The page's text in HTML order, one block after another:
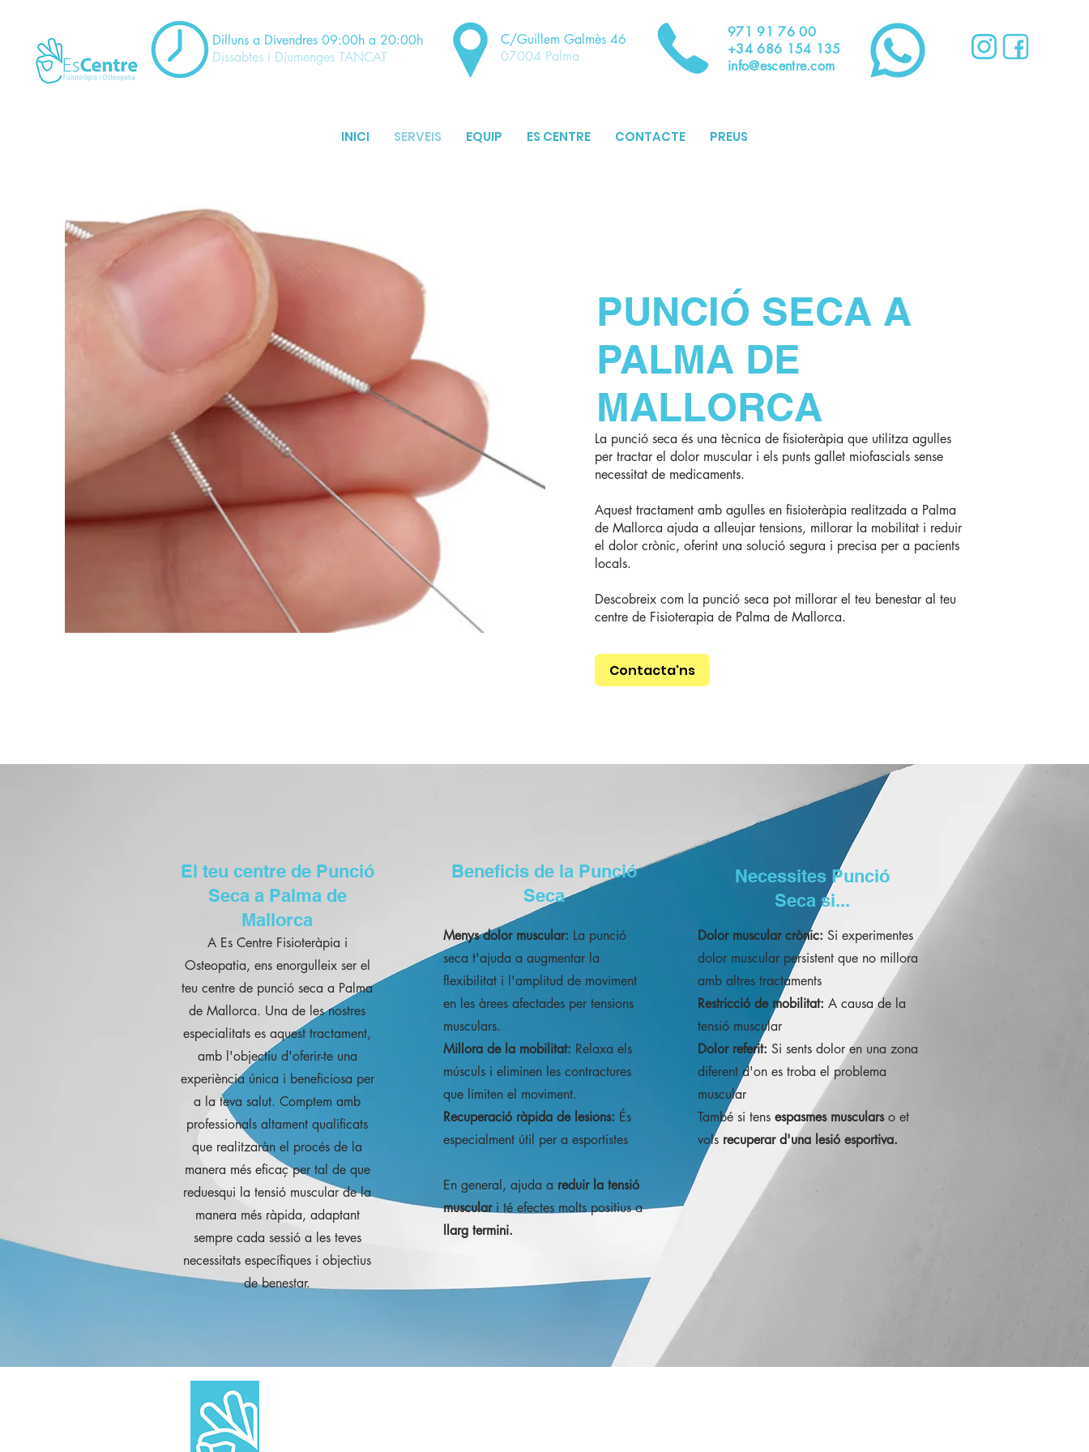
Dilluns a Divendres 09:00h a 20:00h
Dissabtes i Diumenges TANCAT
C/Guillem Galmès 46
07004 Palma
971 91 76 00
+34 686 154 135
info@escentre.com
INICI SERVEIS EQUIP ES CENTRE CONTACTE PREUS
PUNCIÓ SECA A
PALMA DE
MALLORCA
La punció seca és una tècnica de fisioteràpia que utilitza agulles
per tractar el dolor muscular i els punts gallet miofascials sense
necessitat de medicaments.
Aquest tractament amb agulles en fisioteràpia realitzada a Palma
de Mallorca ajuda a alleujar tensions, millorar la mobilitat i reduir
el dolor crònic, oferint una solució segura i precisa per a pacients
locals.
Descobreix com la punció seca pot millorar el teu benestar al teu
centre de Fisioterapia de Palma de Mallorca​.
Contacta'ns
El teu centre de Punció
Seca a Palma de
Mallorca
A Es Centre Fisioteràpia i
Osteopatia, ens enorgulleix ser el
teu centre de punció seca a Palma
de Mallorca. Una de les nostres
especialitats es aquest tractament,
amb l'objectiu d'oferir-te una
experiència única i beneficiosa per
a la teva salut. Comptem amb
professionals altament qualificats
que realitzaràn el procés de la
manera més eficaç per tal de que
reduesqui la tensió muscular de la
manera més ràpida, adaptant
sempre cada sessió a les teves
necessitats específiques i objectius
de benestar.
Beneficis de la Punció
Seca
Menys dolor muscular: La punció
seca t'ajuda a augmentar la
flexibilitat i l'amplitud de moviment
en les àrees afectades per tensions
musculars.
Millora de la mobilitat: Relaxa els
músculs i eliminen les contractures
que limiten el moviment.
Recuperació ràpida de lesions: És
especialment útil per a esportistes
En general, ajuda a reduir la tensió
musculari té efectes molts positius a
llarg termini.
Necessites Punció
Seca si...
Dolor muscular crònic: Si experimentes
dolor muscular persistent que no millora
amb altres tractaments
Restricció de mobilitat: A causa de la
tensió muscular
Dolor referit: Si sents dolor en una zona
diferent d'on es troba el problema
muscular
També si tens espasmes muscularso et
vols recuperar d'una lesió esportiva.